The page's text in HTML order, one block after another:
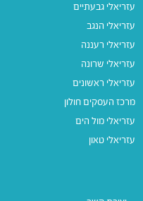
עזריאלי גבעתיים
עזריאלי הנגב
עזריאלי רעננה
עזריאלי שרונה
עזריאלי ראשונים
מרכז העסקים חולון
עזריאלי מול הים
עזריאלי טאון